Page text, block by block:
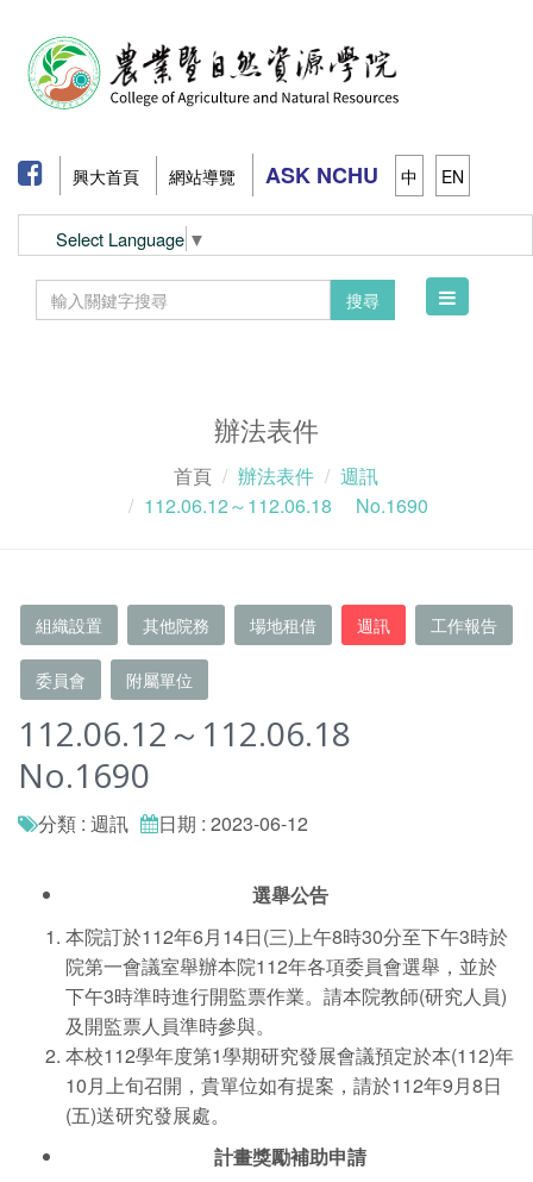
興大首頁 網站導覽 ASK NCHU 中 EN
Select Language ▼
搜尋
Toggle
辦法表件
首頁 辦法表件
週訊
112.06.12～112.06.18 No.1690
組織設置 其他院務 場地租借 週訊 工作報告
委員會 附屬單位
112.06.12～112.06.18
No.1690
分類 : 週訊 日期 : 2023-06-12
選舉公告
本院訂於112年6月14日(三)上午8時30分至下午3時於
院第一會議室舉辦本院112年各項委員會選舉，並於
下午3時準時進行開監票作業。請本院教師(研究人員)
及開監票人員準時參與。
本校112學年度第1學期研究發展會議預定於本(112)年
10月上旬召開，貴單位如有提案，請於112年9月8日
(五)送研究發展處。
計畫獎勵補助申請